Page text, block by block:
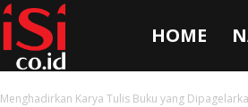
HOME
Menghadirkan Karya Tulis Buku yang